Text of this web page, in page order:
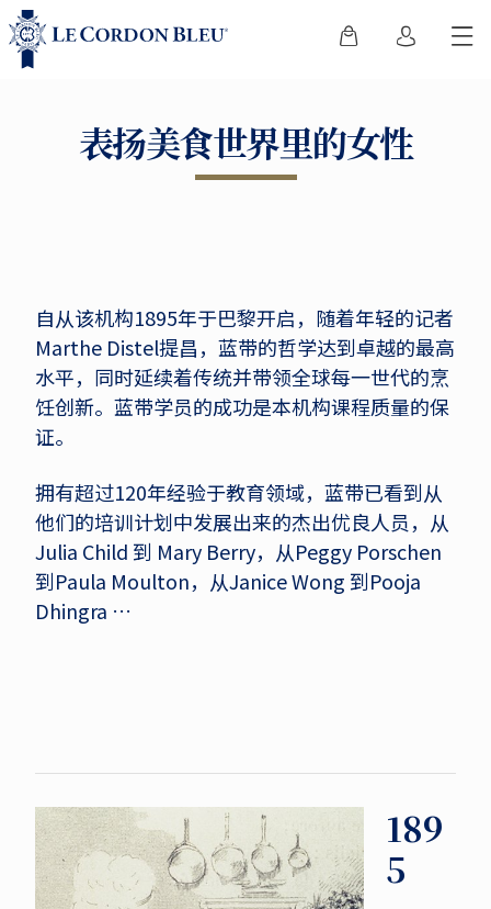
表扬美食世界里的女性
自从该机构1895年于巴黎开启，随着年轻的记者
Marthe Distel提昌，蓝带的哲学达到卓越的最高
水平，同时延续着传统并带领全球每一世代的烹
饪创新。蓝带学员的成功是本机构课程质量的保
证。
拥有超过120年经验于教育领域，蓝带已看到从
他们的培训计划中发展出来的杰出优良人员，从
Julia Child 到 Mary Berry，从Peggy Porschen
到Paula Moulton，从Janice Wong 到Pooja
Dhingra …
189
5